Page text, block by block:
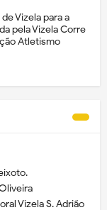
de Vizela para a
pela Vizela Corre
Atletismo
Vizela S. Adrião